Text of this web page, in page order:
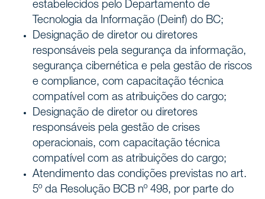
estabelecidos pelo Departamento de
Tecnologia da Informação (Deinf) do BC;
Designação de diretor ou diretores
responsáveis pela segurança da informação,
segurança cibernética e pela gestão de riscos
e compliance, com capacitação técnica
compatível com as atribuições do cargo;
Designação de diretor ou diretores
responsáveis pela gestão de crises
operacionais, com capacitação técnica
compatível com as atribuições do cargo;
Atendimento das condições previstas no art.
5º da Resolução BCB nº 498, por parte do